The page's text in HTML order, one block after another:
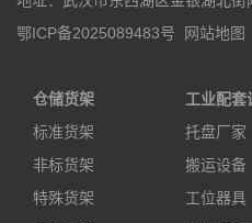
鄂ICP备2025089483号
网站地图
仓储货架
标准货架
非标货架
特殊货架
工业配套
托盘厂家
搬运设备
工位器具